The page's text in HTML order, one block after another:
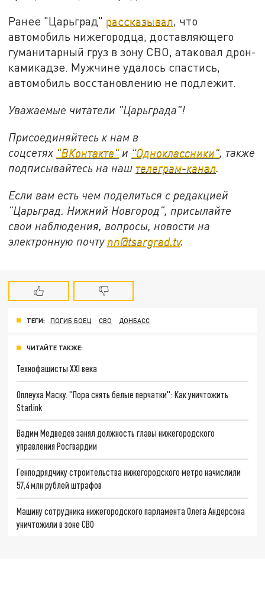
Ранее "Царьград" рассказывал, что
автомобиль нижегородца, доставляющего
гуманитарный груз в зону СВО, атаковал дрон-
камикадзе. Мужчине удалось спастись,
автомобиль восстановлению не подлежит.
Уважаемые читатели "Царьграда"!
Присоединяйтесь к нам в
соцсетях "ВКонтакте" и "Одноклассники", также
подписывайтесь на наш телеграм-канал.
Если вам есть чем поделиться с редакцией
"Царьград. Нижний Новгород", присылайте
свои наблюдения, вопросы, новости на
электронную почту nn@tsargrad.tv.
ТЕГИ: ПОГИБ БОЕЦ СВО ДОНБАСС
ЧИТАЙТЕ ТАКЖЕ:
Технофашисты XXI века
Оплеуха Маску. "Пора снять белые перчатки": Как уничтожить
Starlink
Вадим Медведев занял должность главы нижегородского
управления Росгвардии
Генподрядчику строительства нижегородского метро начислили
57,4 млн рублей штрафов
Машину сотрудника нижегородского парламента Олега Андерсона
уничтожили в зоне СВО